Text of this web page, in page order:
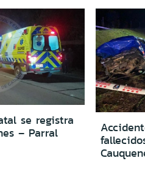
se registra
– Parral